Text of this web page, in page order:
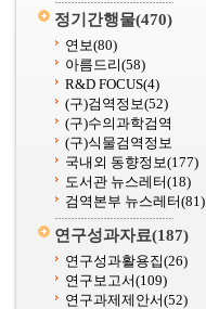
정기간행물(470)
연보(80)
아름드리(58)
R&D FOCUS(4)
(구)검역정보(52)
(구)수의과학검역
(구)식물검역정보
국내외 동향정보(177)
도서관 뉴스레터(18)
검역본부 뉴스레터(81)
연구성과자료(187)
연구성과활용집(26)
연구보고서(109)
연구과제제안서(52)